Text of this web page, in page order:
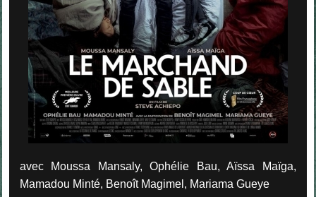
avec Moussa Mansaly, Ophélie Bau, Aïssa Maïga,
Mamadou Minté, Benoît Magimel, Mariama Gueye